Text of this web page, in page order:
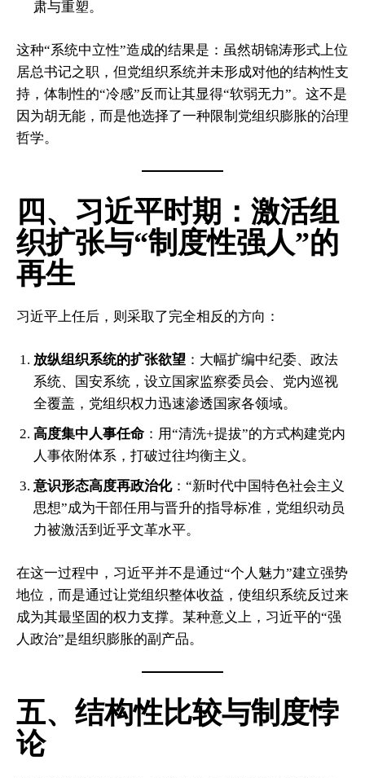
肃与重塑。
这种“系统中立性”造成的结果是：虽然胡锦涛形式上位
居总书记之职，但党组织系统并未形成对他的结构性支
持，体制性的“冷感”反而让其显得“软弱无力”。这不是
因为胡无能，而是他选择了一种限制党组织膨胀的治理
哲学。
四、习近平时期：激活组
织扩张与“制度性强人”的
再生
习近平上任后，则采取了完全相反的方向：
放纵组织系统的扩张欲望 ：大幅扩编中纪委、政法
系统、国安系统，设立国家监察委员会、党内巡视
全覆盖，党组织权力迅速渗透国家各领域。
高度集中人事任命 ：用“清洗+提拔”的方式构建党内
人事依附体系，打破过往均衡主义。
意识形态高度再政治化：“新时代中国特色社会主义
思想”成为干部任用与晋升的指导标准，党组织动员
力被激活到近乎文革水平。
在这一过程中，习近平并不是通过“个人魅力”建立强势
地位，而是通过让党组织整体收益，使组织系统反过来
成为其最坚固的权力支撑。某种意义上，习近平的“强
人政治”是组织膨胀的副产品。
五、结构性比较与制度悖
论